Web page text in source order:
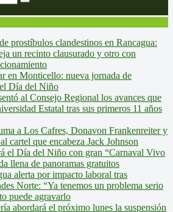
prostíbulos clandestinos en Rancagua:
un recinto clausurado y otro con
en Monticello: nueva jornada de
Día del Niño
al Consejo Regional los avances que
Estatal tras sus primeros 11 años
a Los Cafres, Donavon Frankenreiter y
cartel que encabeza Jack Johnson
el Día del Niño con gran “Carnaval Vivo
llena de panoramas gratuitos
alerta por impacto laboral tras
Norte: “Ya tenemos un problema serio
puede agravarlo
abordará el próximo lunes la suspensión